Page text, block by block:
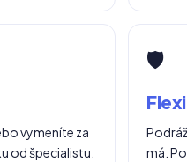
vymeníte za
od špecialistu.
🛡️
má.